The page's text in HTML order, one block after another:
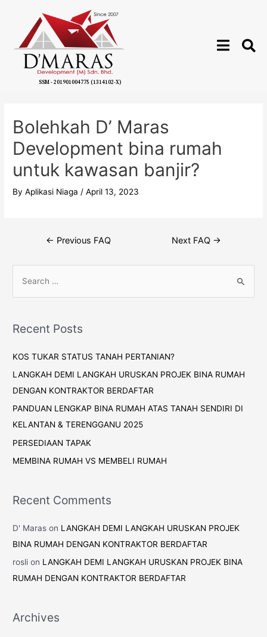
SSM - 201901004775 (1314102-X)
Bolehkah D’ Maras
Development bina rumah
untuk kawasan banjir?
ByAplikasi Niaga /April 13, 2023
← Previous FAQ Next FAQ →
Recent Posts
KOS TUKAR STATUS TANAH PERTANIAN?
LANGKAH DEMI LANGKAH URUSKAN PROJEK BINA RUMAH
DENGAN KONTRAKTOR BERDAFTAR
PANDUAN LENGKAP BINA RUMAH ATAS TANAH SENDIRI DI
KELANTAN & TERENGGANU 2025
PERSEDIAAN TAPAK
MEMBINA RUMAH VS MEMBELI RUMAH
Recent Comments
D' Maras on LANGKAH DEMI LANGKAH URUSKAN PROJEK
BINA RUMAH DENGAN KONTRAKTOR BERDAFTAR
rosli on LANGKAH DEMI LANGKAH URUSKAN PROJEK BINA
RUMAH DENGAN KONTRAKTOR BERDAFTAR
Archives